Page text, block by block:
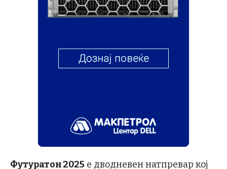
Футуратон 2025 е дводневен натпревар коj